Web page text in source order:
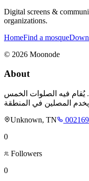
Digital screens &
organizations.
HomeFind a mosque
© 2026 Moonode
About
يُقام فيه الصلوات الخمس
Unknown, TN
0
Followers
0